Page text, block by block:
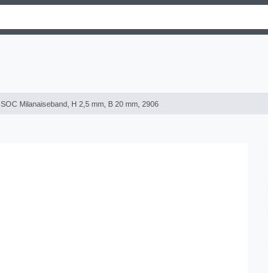
SOC Milanaiseband, H 2,5 mm, B 20 mm, 2906